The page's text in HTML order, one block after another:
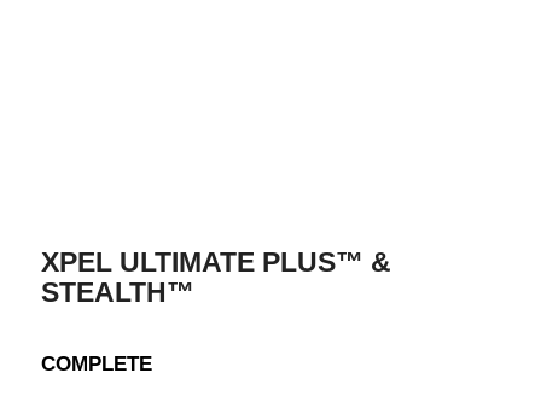
XPEL ULTIMATE PLUS™ &
STEALTH™
COMPLETE